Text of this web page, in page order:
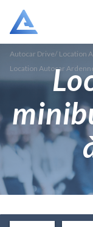
Autocar Drive/ Location
Location Autocar